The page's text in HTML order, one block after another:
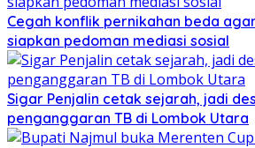
Cegah konflik pernikahan beda
siapkan pedoman mediasi sosial
Sigar Penjalin cetak sejarah, jadi
penganggaran TB di Lombok Utara